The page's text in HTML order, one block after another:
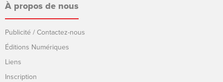
À propos de nous
Publicité / Contactez-nous
Éditions Numériques
Liens
Inscription